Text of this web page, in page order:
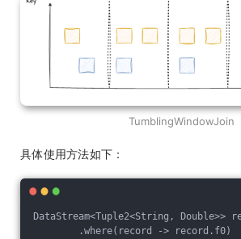
TumblingWindowJoin
具体使用方法如下：
DataStream<Tuple2<String,
.where(record -> record.f0)